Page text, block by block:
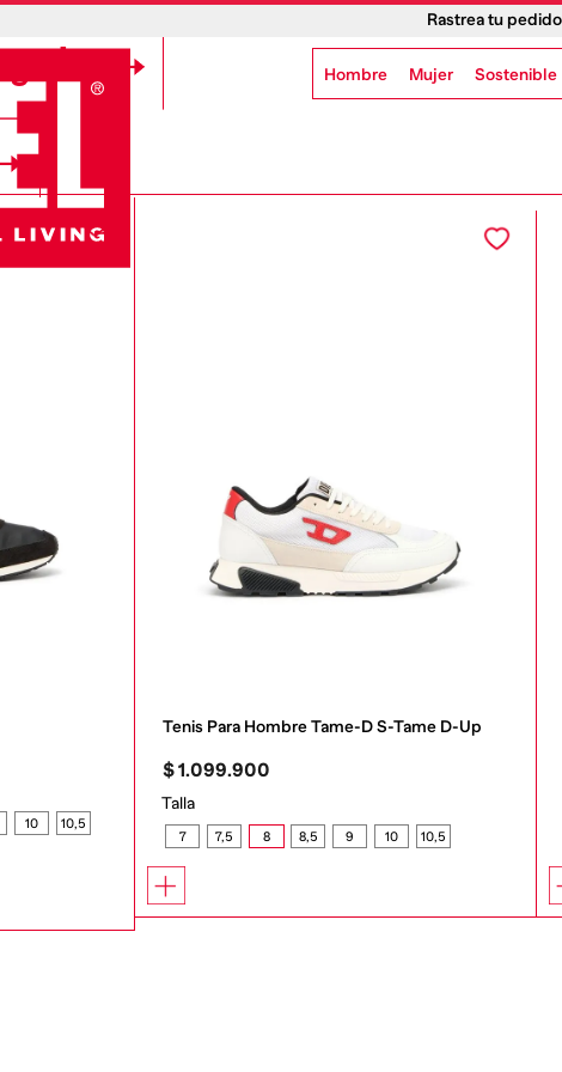
Rastrea tu
Hombre Mujer Sostenible
10
10,5
Tenis Para Hombre Tame-D S-Tame D-Up
$1.099.900
Talla
7 7,5 8 8,5 9 10 10,5